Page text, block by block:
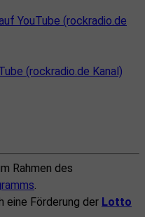
YouTube (rockradio.de
(rockradio.de Kanal)
Rahmen des
.
eine Förderung der Lotto